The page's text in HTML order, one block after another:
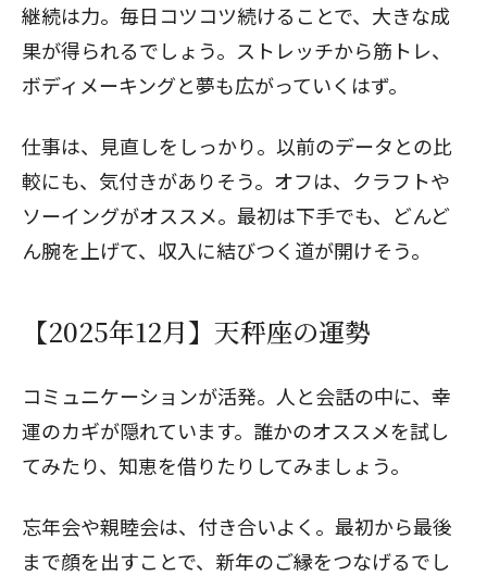
継続は力。毎日コツコツ続けることで、大きな成
果が得られるでしょう。ストレッチから筋トレ、
ボディメーキングと夢も広がっていくはず。
仕事は、見直しをしっかり。以前のデータとの比
較にも、気付きがありそう。オフは、クラフトや
ソーイングがオススメ。最初は下手でも、どんど
ん腕を上げて、収入に結びつく道が開けそう。
【2025年12月】天秤座の運勢
コミュニケーションが活発。人と会話の中に、幸
運のカギが隠れています。誰かのオススメを試し
てみたり、知恵を借りたりしてみましょう。
忘年会や親睦会は、付き合いよく。最初から最後
まで顔を出すことで、新年のご縁をつなげるでし